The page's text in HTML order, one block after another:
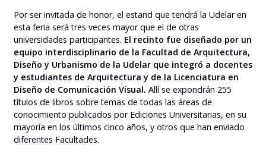
Por ser invitada de honor, el estand que tendrá la Udelar en
esta feria será tres veces mayor que el de otras
universidades participantes. El recinto fue diseñado por un
equipo interdisciplinario de la Facultad de Arquitectura,
Diseño y Urbanismo de la Udelar que integró a docentes
y estudiantes de Arquitectura y de la Licenciatura en
Diseño de Comunicación Visual. Allí se expondrán 255
títulos de libros sobre temas de todas las áreas de
conocimiento publicados por Ediciones Universitarias, en su
mayoría en los últimos cinco años, y otros que han enviado
diferentes Facultades.